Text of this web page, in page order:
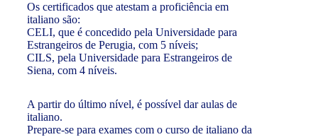
Os certificados que atestam a proficiência em
italiano são:
CELI, que é concedido pela Universidade para
Estrangeiros de Perugia, com 5 níveis;
CILS, pela Universidade para Estrangeiros de
Siena, com 4 níveis.
A partir do último nível, é possível dar aulas de
italiano.
Prepare-se para exames com o curso de italiano da